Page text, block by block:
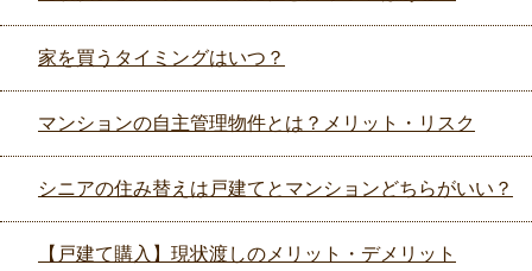
家を買うタイミングはいつ？
マンションの自主管理物件とは？メリット・リスク
シニアの住み替えは戸建てとマンションどちらがいい？
【戸建て購入】現状渡しのメリット・デメリット